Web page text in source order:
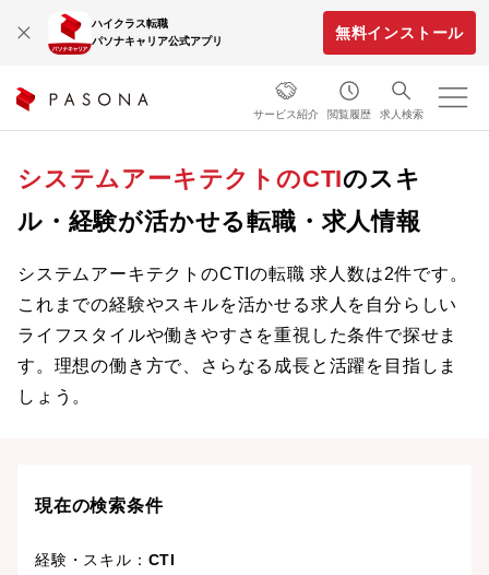
ハイクラス転職
パソナキャリア公式アプリ
無料インストール
サービス紹介 閲覧履歴 求人検索
システムアーキテクトのCTIのスキ
ル・経験が活かせる転職・求人情報
システムアーキテクトのCTIの転職 求人数は2件です。
これまでの経験やスキルを活かせる求人を自分らしい
ライフスタイルや働きやすさを重視した条件で探せま
す。理想の働き方で、さらなる成長と活躍を目指しま
しょう。
現在の検索条件
経験・スキル： CTI